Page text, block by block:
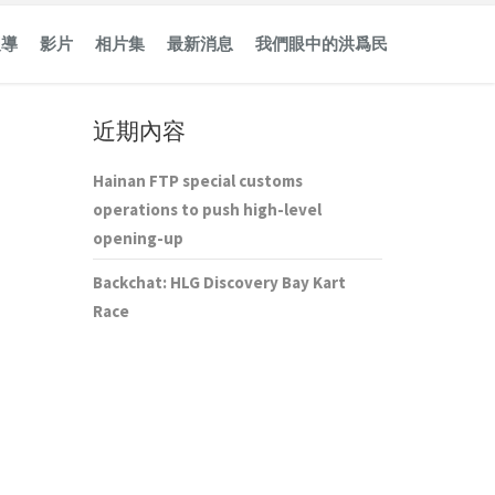
影片 相片集 最新消息 我們眼中的洪爲民
近期內容
Hainan FTP special customs
operations to push high-level
opening-up
Backchat: HLG Discovery Bay Kart
Race